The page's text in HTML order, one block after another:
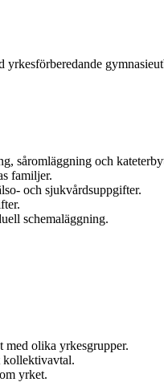
yrkesförberedande
såromläggning och
familjer.
och sjukvårdsuppgifter.
schemaläggning.
med olika yrkesgrupper.
kollektivavtal.
yrket.